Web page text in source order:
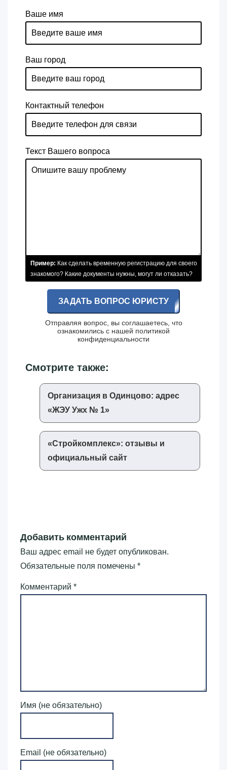
Ваше имя
Ваш город
Контактный телефон
Текст Вашего вопроса
Пример: Как сделать временную регистрацию для своего
знакомого? Какие документы нужны, могут ли отказать?
ЗАДАТЬ ВОПРОС ЮРИСТУ
Отправляя вопрос, вы соглашаетесь, что
ознакомились с нашей политикой
конфиденциальности
Смотрите также:
Организация в Одинцово: адрес
«‎ЖЭУ Ужх № 1»‎
«‎Стройкомплекс»‎: отзывы и
официальный сайт
Добавить комментарий
Ваш адрес email не будет опубликован.
Обязательные поля помечены *
Комментарий *
Имя (не обязательно)
Email (не обязательно)